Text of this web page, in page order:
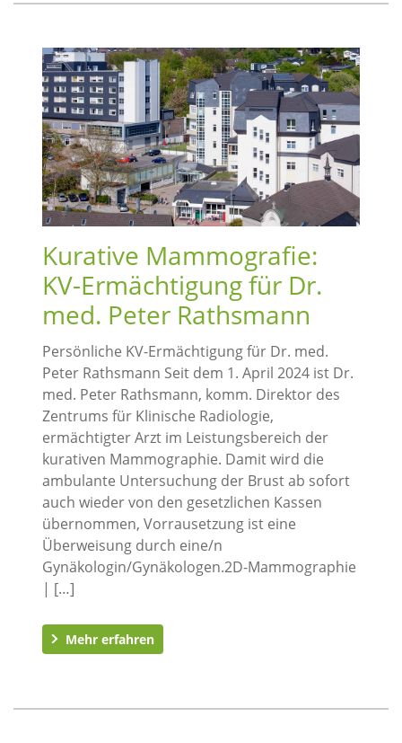
Kurative Mammografie:
KV-Ermächtigung für Dr.
med. Peter Rathsmann
Persönliche KV-Ermächtigung für Dr. med.
Peter Rathsmann Seit dem 1. April 2024 ist Dr.
med. Peter Rathsmann, komm. Direktor des
Zentrums für Klinische Radiologie,
ermächtigter Arzt im Leistungsbereich der
kurativen Mammographie. Damit wird die
ambulante Untersuchung der Brust ab sofort
auch wieder von den gesetzlichen Kassen
übernommen, Vorrausetzung ist eine
Überweisung durch eine/n
Gynäkologin/Gynäkologen.2D-Mammographie
| […]
Mehr erfahren